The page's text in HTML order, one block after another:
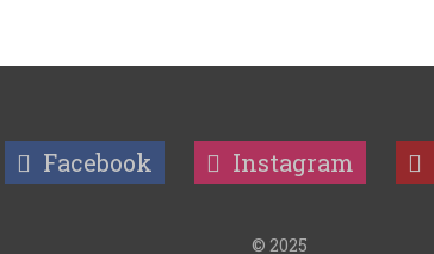
Facebook Instagram
© 2025